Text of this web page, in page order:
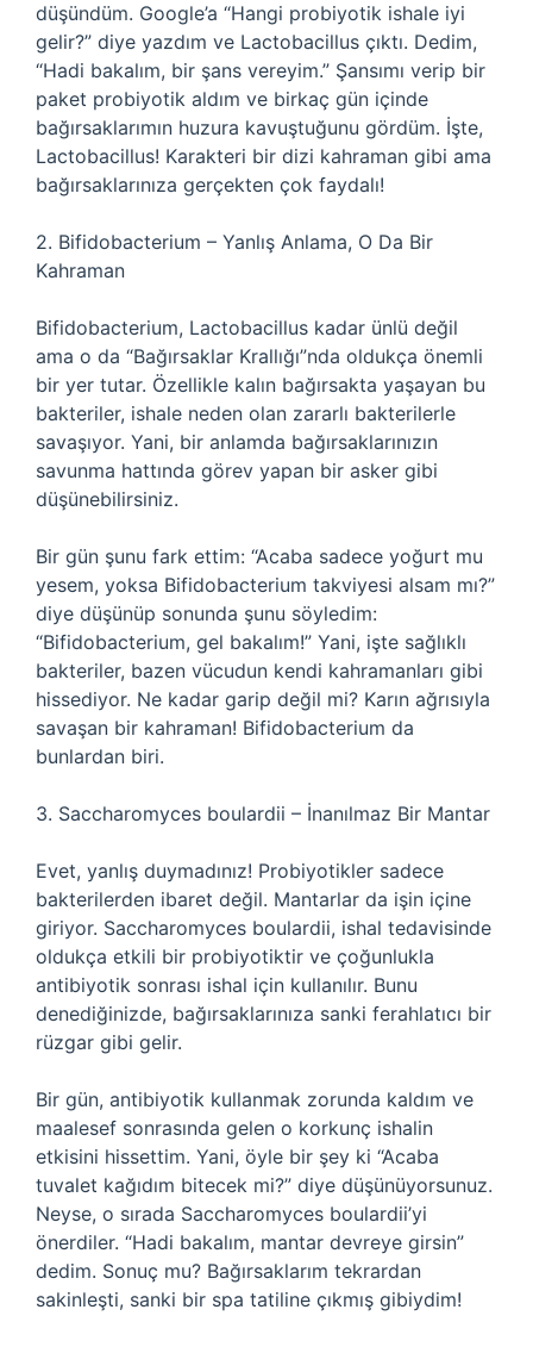
düşündüm. Google’a “Hangi probiyotik ishale iyi
gelir?” diye yazdım ve Lactobacillus çıktı. Dedim,
“Hadi bakalım, bir şans vereyim.” Şansımı verip bir
paket probiyotik aldım ve birkaç gün içinde
bağırsaklarımın huzura kavuştuğunu gördüm. İşte,
Lactobacillus! Karakteri bir dizi kahraman gibi ama
bağırsaklarınıza gerçekten çok faydalı!
2. Bifidobacterium – Yanlış Anlama, O Da Bir
Kahraman
Bifidobacterium, Lactobacillus kadar ünlü değil
ama o da “Bağırsaklar Krallığı”nda oldukça önemli
bir yer tutar. Özellikle kalın bağırsakta yaşayan bu
bakteriler, ishale neden olan zararlı bakterilerle
savaşıyor. Yani, bir anlamda bağırsaklarınızın
savunma hattında görev yapan bir asker gibi
düşünebilirsiniz.
Bir gün şunu fark ettim: “Acaba sadece yoğurt mu
yesem, yoksa Bifidobacterium takviyesi alsam mı?”
diye düşünüp sonunda şunu söyledim:
“Bifidobacterium, gel bakalım!” Yani, işte sağlıklı
bakteriler, bazen vücudun kendi kahramanları gibi
hissediyor. Ne kadar garip değil mi? Karın ağrısıyla
savaşan bir kahraman! Bifidobacterium da
bunlardan biri.
3. Saccharomyces boulardii – İnanılmaz Bir Mantar
Evet, yanlış duymadınız! Probiyotikler sadece
bakterilerden ibaret değil. Mantarlar da işin içine
giriyor. Saccharomyces boulardii, ishal tedavisinde
oldukça etkili bir probiyotiktir ve çoğunlukla
antibiyotik sonrası ishal için kullanılır. Bunu
denediğinizde, bağırsaklarınıza sanki ferahlatıcı bir
rüzgar gibi gelir.
Bir gün, antibiyotik kullanmak zorunda kaldım ve
maalesef sonrasında gelen o korkunç ishalin
etkisini hissettim. Yani, öyle bir şey ki “Acaba
tuvalet kağıdım bitecek mi?” diye düşünüyorsunuz.
Neyse, o sırada Saccharomyces boulardii’yi
önerdiler. “Hadi bakalım, mantar devreye girsin”
dedim. Sonuç mu? Bağırsaklarım tekrardan
sakinleşti, sanki bir spa tatiline çıkmış gibiydim!